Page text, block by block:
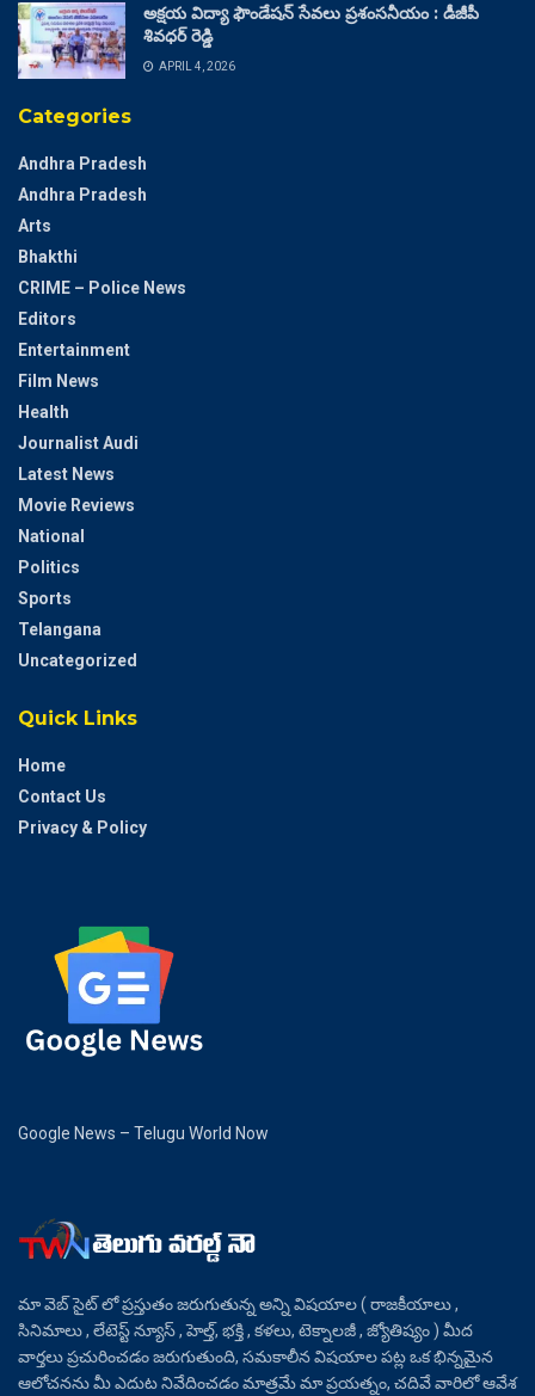
అక్షయ విద్యా ఫౌండేషన్ సేవలు ప్రశంసనీయం : డీజీపీ
శివధర్ రెడ్డి
APRIL 4, 2026
Categories
Andhra Pradesh
Andhra Pradesh
Arts
Bhakthi
CRIME – Police News
Editors
Entertainment
Film News
Health
Journalist Audi
Latest News
Movie Reviews
National
Politics
Sports
Telangana
Uncategorized
Quick Links
Home
Contact Us
Privacy & Policy
Google News – Telugu World Now
మా వెబ్ సైట్ లో ప్రస్తుతం జరుగుతున్న అన్ని విషయాల ( రాజకీయాలు ,
సినిమాలు , లేటెస్ట్ న్యూస్ , హెల్త్, భక్తి , కళలు, టెక్నాలజీ , జ్యోతిష్యం ) మీద
వార్తలు ప్రచురించడం జరుగుతుంది, సమకాలీన విషయాల పట్ల ఒక భిన్నమైన
ఆలోచనను మీ ఎదుట నివేదించడం మాత్రమే మా ప్రయత్నం, చదివే వారిలో ఆవేశ